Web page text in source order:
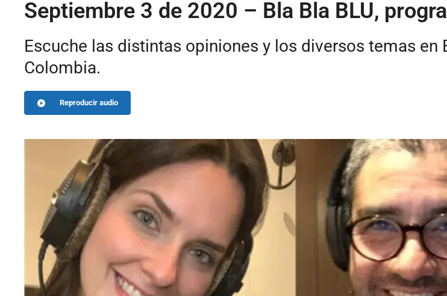
Septiembre 3 de 2020 – Bla Bla BLU,
Escuche las distintas opiniones y los diversos temas en
Colombia.
Reproducir audio